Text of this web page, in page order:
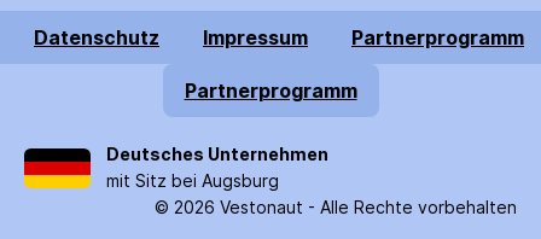
Datenschutz Impressum Partnerprogramm
Partnerprogramm
Deutsches Unternehmen
mit Sitz bei Augsburg
© 2026 Vestonaut - Alle Rechte vorbehalten